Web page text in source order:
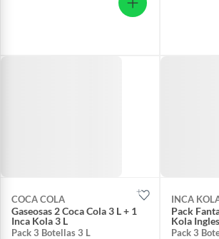
COCA COLA
Gaseosas 2 Coca Cola 3 L + 1
Inca Kola 3 L
Pack 3 Botellas 3 L
INCA
Pack
Kola
Pack 3